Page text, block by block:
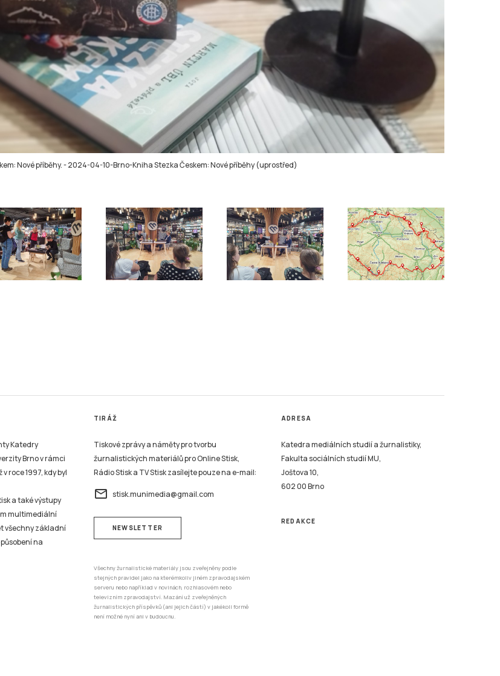
Nové příběhy.-2024-04-10-Brno-Kniha Stezka Českem: Nové příběhy (uprostřed)
Katedry
Brno v rámci
roce 1997, kdy byl
a také výstupy
multimediální
všechny základní
na
TIRÁŽ
Tiskové zprávy a náměty pro tvorbu
žurnalistických materiálů pro Online Stisk,
Rádio Stisk a TV Stisk zasílejte pouze na e-mail:
email stisk.munimedia@gmail.com
NEWSLETTER
Všechny žurnalistické materiály jsou zveřejněny podle
stejných pravidel jako na kterémkoliv jiném zpravodajském
serveru nebo například v novinách, rozhlasovém nebo
televizním zpravodajství. Mazání už zveřejněných
žurnalistických příspěvků (ani jejich částí) v jakékoli formě
není možné nyní ani v budoucnu.
ADRESA
Katedra mediálních studií a žurnalistiky,
Fakulta sociálních studií MU,
Joštova 10,
602 00 Brno
REDAKCE